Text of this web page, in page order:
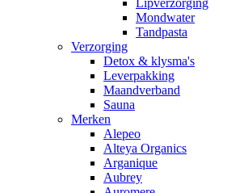
Mondwater
Tandpasta
Verzorging
Detox & klysma's
Leverpakking
Maandverband
Sauna
Merken
Alepeo
Alteya Organics
Arganique
Aubrey